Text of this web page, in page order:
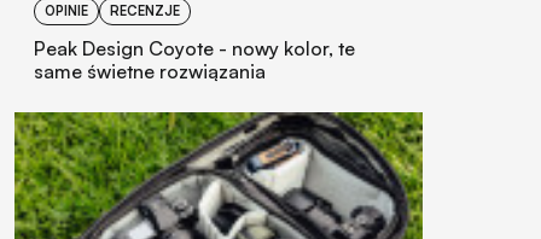
OPINIE RECENZJE
Peak Design Coyote - nowy kolor, te
same świetne rozwiązania